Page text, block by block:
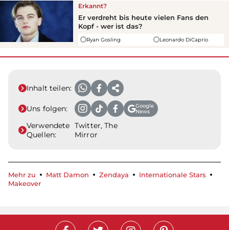
Erkannt?
Er verdreht bis heute vielen Fans den
Kopf - wer ist das?
Ryan Gosling Leonardo DiCaprio
Inhalt teilen:
Uns folgen:
Google
News
Verwendete
Quellen:
Twitter, The
Mirror
Mehr zu Matt Damon Zendaya
Internationale Stars
Makeover